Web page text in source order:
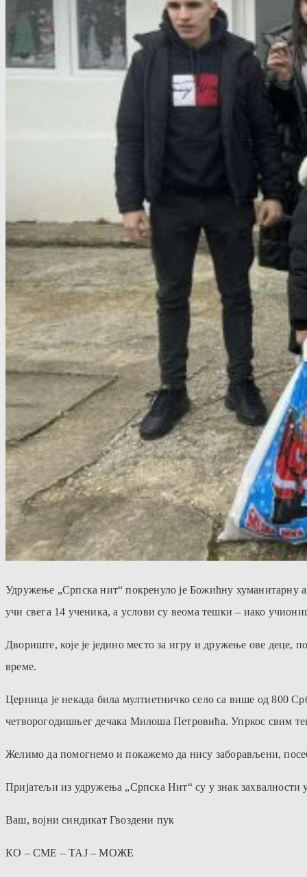
Удружење „Српска нит“ покренуло је Божићну хуманитарну
учи свега 14 ученика, а услови су веома тешки – иако
Двориште, које је једино место за игру и дружење ове деце,
време.
Церница је некада била мултиетничко село са више од 800
четворогодишњег дечака Милоша Петровића. Упркос свим
Желимо да помогнемо и покажемо да нису заборављени,
Пријатељи из удружења „Српска Нит“ су у знак захвалности
Ваш, војни синдикат Гвоздени пук
КО – СМЕ – ТАЈ – МОЖЕ